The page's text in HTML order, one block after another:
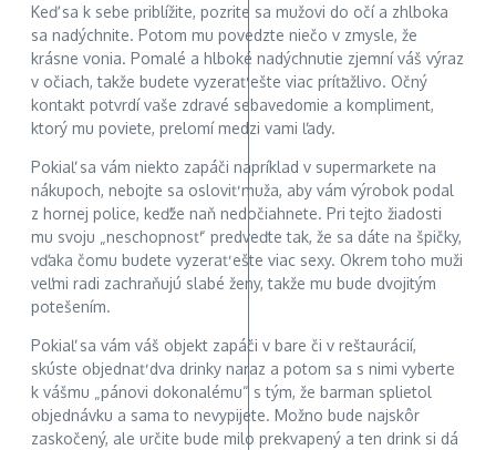
Keď sa k sebe priblížite, pozrite sa mužovi do očí a zhlboka
sa nadýchnite. Potom mu povedzte niečo v zmysle, že
krásne vonia. Pomalé a hlboké nadýchnutie zjemní váš výraz
v očiach, takže budete vyzerať ešte viac príťažlivo. Očný
kontakt potvrdí vaše zdravé sebavedomie a kompliment,
ktorý mu poviete, prelomí medzi vami ľady.
Pokiaľ sa vám niekto zapáči napríklad v supermarkete na
nákupoch, nebojte sa osloviť muža, aby vám výrobok podal
z hornej police, keďže naň nedočiahnete. Pri tejto žiadosti
mu svoju „neschopnosť“ predveďte tak, že sa dáte na špičky,
vďaka čomu budete vyzerať ešte viac sexy. Okrem toho muži
veľmi radi zachraňujú slabé ženy, takže mu bude dvojitým
potešením.
Pokiaľ sa vám váš objekt zapáči v bare či v reštaurácií,
skúste objednať dva drinky naraz a potom sa s nimi vyberte
k vášmu „pánovi dokonalému“ s tým, že barman splietol
objednávku a sama to nevypijete. Možno bude najskôr
zaskočený, ale určite bude milo prekvapený a ten drink si dá